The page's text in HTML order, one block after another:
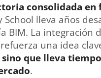
consolidada en
School lleva años
BIM. La integración
una idea
que lleva
.